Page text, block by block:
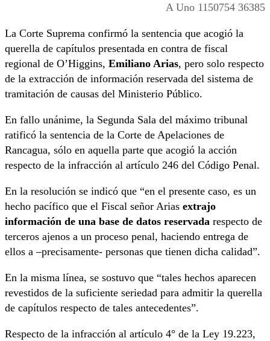
A Uno 1150754 36385
La Corte Suprema confirmó la sentencia que acogió la
querella de capítulos presentada en contra de fiscal
regional de O’Higgins, Emiliano Arias, pero solo respecto
de la extracción de información reservada del sistema de
tramitación de causas del Ministerio Público.
En fallo unánime, la Segunda Sala del máximo tribunal
ratificó la sentencia de la Corte de Apelaciones de
Rancagua, sólo en aquella parte que acogió la acción
respecto de la infracción al artículo 246 del Código Penal.
En la resolución se indicó que “en el presente caso, es un
hecho pacífico que el Fiscal señor Arias extrajo
información de una base de datos reservada respecto de
terceros ajenos a un proceso penal, haciendo entrega de
ellos a –precisamente- personas que tienen dicha calidad”.
En la misma línea, se sostuvo que “tales hechos aparecen
revestidos de la suficiente seriedad para admitir la querella
de capítulos respecto de tales antecedentes”.
Respecto de la infracción al artículo 4° de la Ley 19.223,